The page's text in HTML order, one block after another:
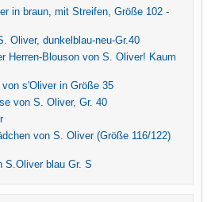
in braun, mit Streifen, Größe 102 -
Oliver, dunkelblau-neu-Gr.40
Herren-Blouson von S. Oliver! Kaum
von s'Oliver in Größe 35
von S. Oliver, Gr. 40
von S. Oliver (Größe 116/122)
S.Oliver blau Gr. S